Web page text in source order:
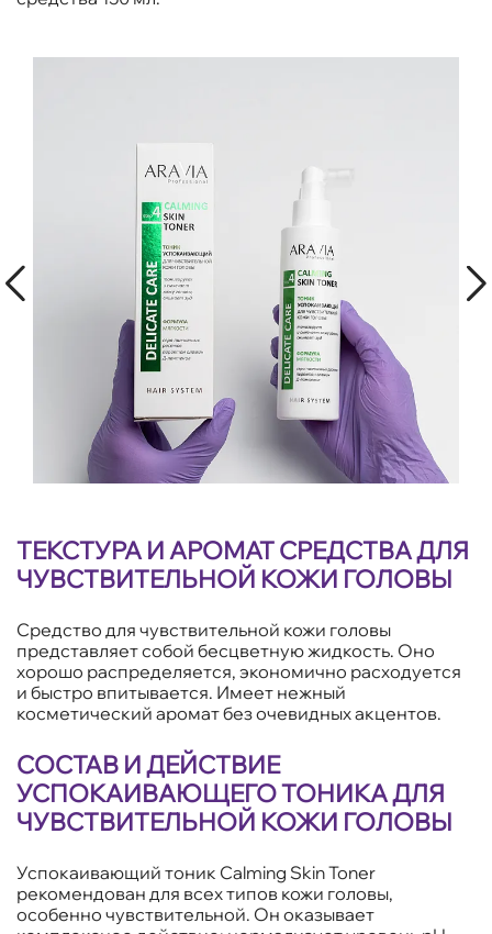
ТЕКСТУРА И АРОМАТ СРЕДСТВА ДЛЯ
ЧУВСТВИТЕЛЬНОЙ КОЖИ ГОЛОВЫ
Средство для чувствительной кожи головы
представляет собой бесцветную жидкость. Оно
хорошо распределяется, экономично расходуется
и быстро впитывается. Имеет нежный
косметический аромат без очевидных акцентов.
СОСТАВ И ДЕЙСТВИЕ
УСПОКАИВАЮЩЕГО ТОНИКА ДЛЯ
ЧУВСТВИТЕЛЬНОЙ КОЖИ ГОЛОВЫ
Успокаивающий тоник Calming Skin Toner
рекомендован для всех типов кожи головы,
особенно чувствительной. Он оказывает